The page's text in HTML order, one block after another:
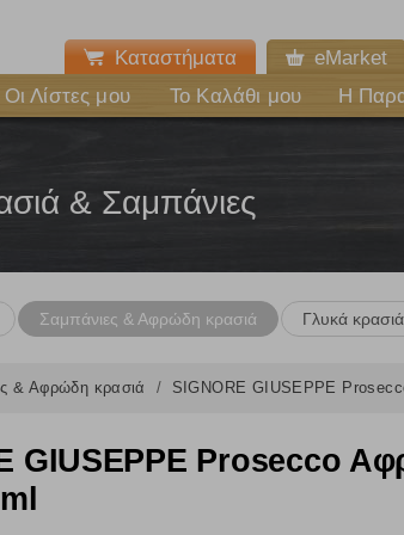
Καταστήματα
eMarket
Οι Λίστες μου Το Καλάθι μου Η
& Σαμπάνιες
Σαμπάνιες & Αφρώδη κρασιά Γλυκά
& Αφρώδη κρασιά SIGNORE GIUSEPPE
GIUSEPPE Prosecco